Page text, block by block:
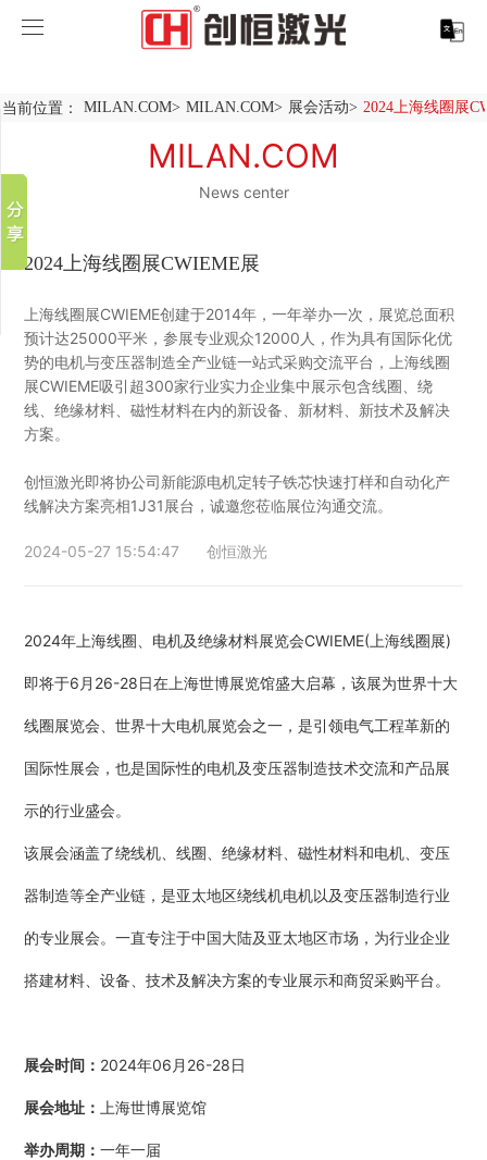
MILAN.COM
MILAN.COM-米兰（中国）
光纤激光打标机
紫外线激光打标机
CO2激光打标机
在线飞行激光打标机
CX-3D系列激光打标机
激光切割系列
精密激光切割机
大幅激光切割机
管材激光切割机
激光焊接系列
创恒激光CX-CE-1500手持焊接机_激光焊接机
创恒激光机械手臂激光焊接机
电机定转子铁芯单工位激光焊接机
创恒激光阀芯焊接工作站
新能源汽车零配件激光焊接机
激光智能生产线
新能源电机定子铁芯激光焊接产线
新能源电机转子铁芯自动检测压铆产线
激光清洗系列
创恒激光清洗机
激光加工服务
行业解决方案
汽车行业激光智能解决方案
轨道交通行业激光智能加工解决方案
水泵风机行业
眼镜行业
包装赋码及标机
礼品定制
低压电气行业
客户案例
创客说
服务支持
关于创恒
走进创恒
科技创恒
加入创恒
MILAN.COM
MILAN.COM
展会活动
MILAN.COM-米兰（中国）
底部导航
当前位置： MILAN.COM> MILAN.COM> 展会活动> 2024上海线圈展
MILAN.COM
News center
2024上海线圈展CWIEME展
上海线圈展CWIEME创建于2014年，一年举办一次，展览总面积
预计达25000平米，参展专业观众12000人，作为具有国际化优
势的电机与变压器制造全产业链一站式采购交流平台，上海线圈
展CWIEME吸引超300家行业实力企业集中展示包含线圈、绕
线、绝缘材料、磁性材料在内的新设备、新材料、新技术及解决
方案。
创恒激光即将协公司新能源电机定转子铁芯快速打样和自动化产
线解决方案亮相1J31展台，诚邀您莅临展位沟通交流。
2024-05-27 15:54:47 创恒激光
2024年上海线圈、电机及绝缘材料展览会CWIEME(上海线圈展)
即将于6月26-28日在上海世博展览馆盛大启幕，该展为世界十大
线圈展览会、世界十大电机展览会之一，是引领电气工程革新的
国际性展会，也是国际性的电机及变压器制造技术交流和产品展
示的行业盛会。
该展会涵盖了绕线机、线圈、绝缘材料、磁性材料和电机、变压
器制造等全产业链，是亚太地区绕线机电机以及变压器制造行业
的专业展会。一直专注于中国大陆及亚太地区市场，为行业企业
搭建材料、设备、技术及解决方案的专业展示和商贸采购平台。
展会时间： 2024年06月26-28日
展会地址： 上海世博展览馆
举办周期：一年一届